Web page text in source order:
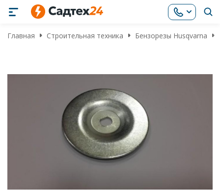
Главная Строительная техника Бензорезы Husqvarna